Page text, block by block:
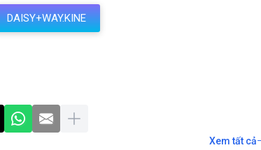
DAISY+WAY.KINE
Xem tất cả